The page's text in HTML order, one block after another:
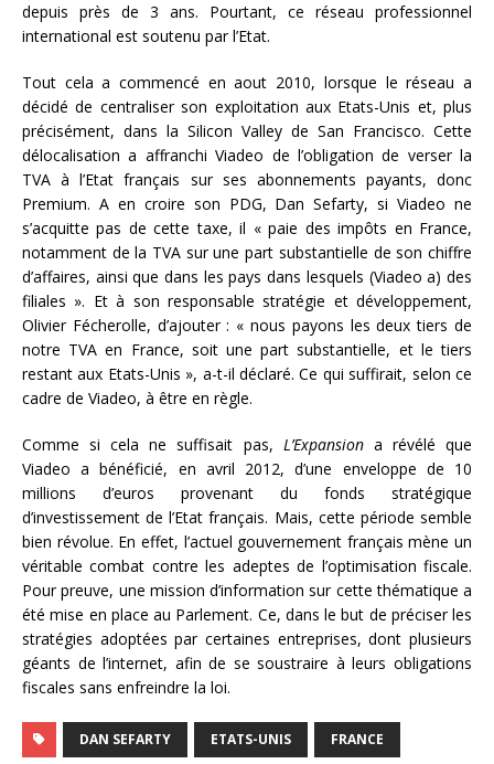
depuis près de 3 ans. Pourtant, ce réseau professionnel
international est soutenu par l’Etat.
Tout cela a commencé en aout 2010, lorsque le réseau a
décidé de centraliser son exploitation aux Etats-Unis et, plus
précisément, dans la Silicon Valley de San Francisco. Cette
délocalisation a affranchi Viadeo de l’obligation de verser la
TVA à l’Etat français sur ses abonnements payants, donc
Premium. A en croire son PDG, Dan Sefarty, si Viadeo ne
s’acquitte pas de cette taxe, il « paie des impôts en France,
notamment de la TVA sur une part substantielle de son chiffre
d’affaires, ainsi que dans les pays dans lesquels (Viadeo a) des
filiales ». Et à son responsable stratégie et développement,
Olivier Fécherolle, d’ajouter : « nous payons les deux tiers de
notre TVA en France, soit une part substantielle, et le tiers
restant aux Etats-Unis », a-t-il déclaré. Ce qui suffirait, selon ce
cadre de Viadeo, à être en règle.
Comme si cela ne suffisait pas, L’Expansiona révélé que
Viadeo a bénéficié, en avril 2012, d’une enveloppe de 10
millions d’euros provenant du fonds stratégique
d’investissement de l’Etat français. Mais, cette période semble
bien révolue. En effet, l’actuel gouvernement français mène un
véritable combat contre les adeptes de l’optimisation fiscale.
Pour preuve, une mission d’information sur cette thématique a
été mise en place au Parlement. Ce, dans le but de préciser les
stratégies adoptées par certaines entreprises, dont plusieurs
géants de l’internet, afin de se soustraire à leurs obligations
fiscales sans enfreindre la loi.
DAN SEFARTY ETATS-UNIS FRANCE